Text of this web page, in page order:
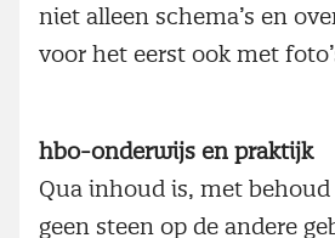
niet alleen schema’s en
voor het eerst ook met
hbo-onderwijs en praktijk
Qua inhoud is, met behoud
geen steen op de andere